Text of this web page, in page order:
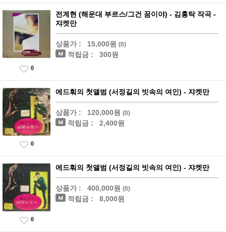
전계현 (해운대 부르스/그건 꿈이야) - 김홍탁 작곡 -
쟈켓만
상품가 : 15,000원 (0)
적립금 : 300원
0
에드훠의 첫앨범 (서정길의 빗속의 여인) - 쟈켓만
상품가 : 120,000원 (0)
적립금 : 2,400원
0
에드훠의 첫앨범 (서정길의 빗속의 여인) - 쟈켓만
상품가 : 400,000원 (0)
적립금 : 8,000원
0